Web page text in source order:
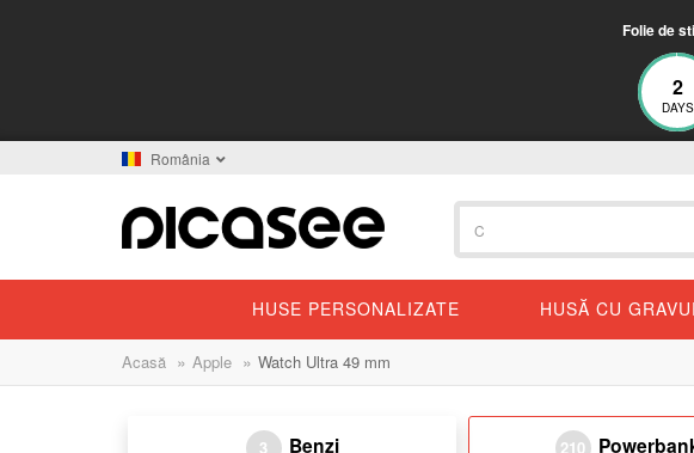
Folie de
2
DAYS
România
HUSE PERSONALIZATE HUSĂ CU
Acasă » Apple » Watch Ultra 49 mm
3 Benzi 210